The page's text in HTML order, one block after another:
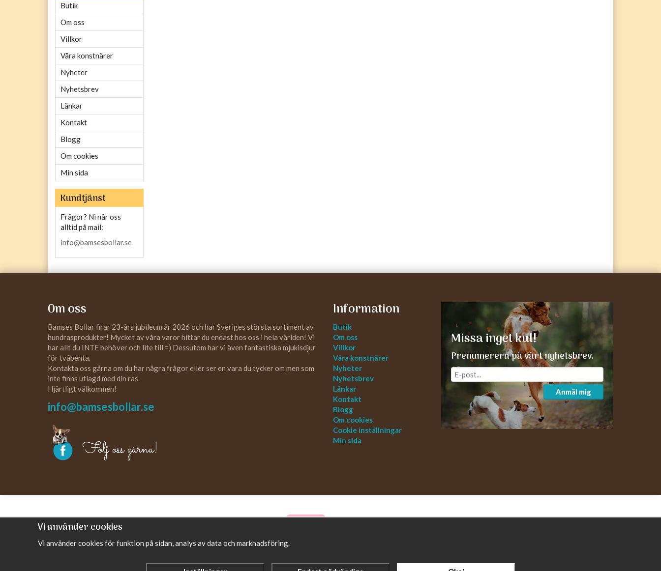
Butik
Om oss
Villkor
Våra konstnärer
Nyheter
Nyhetsbrev
Länkar
Kontakt
Blogg
Om cookies
Min sida
Kundtjänst
Frågor? Ni når oss
alltid på mail:
info@bamsesbollar.se
Missa inget kul!
Prenumerera på vårt nyhetsbrev.
Anmäl mig
Information
Butik
Om oss
Villkor
Våra konstnärer
Nyheter
Nyhetsbrev
Länkar
Kontakt
Blogg
Om cookies
Cookie inställningar
Min sida
Om oss
Bamses Bollar firar 23-års jubileum år 2026 och har Sveriges största sortiment av
hundrasprodukter! Mycket av våra varor hittar du endast hos oss i hela världen! Vi
har allt du INTE behöver och lite till =) Dessutom har vi även fantastiska mjukisdjur
för tvåbenta.
Kontakta oss gärna om du har några frågor eller ser en vara du tycker om men som
inte finns utlagd med din ras.
Hjärtligt välkommen!
info@bamsesbollar.se
Följ oss gärna!
Vi använder cookies
Vi använder cookies för funktion på sidan, analys av data och marknadsföring.